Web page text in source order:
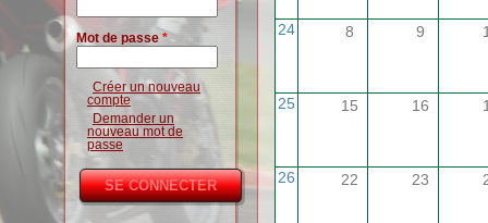
Mot de passe *
Créer un nouveau
compte
Demander un
nouveau mot de
passe
24 8 9
25 15 16
26 22 23